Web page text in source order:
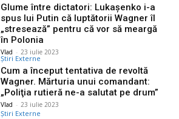
Glume între dictatori: Lukaşenko i-a
spus lui Putin că luptătorii Wagner îl
„stresează” pentru că vor să meargă
în Polonia
Vlad - 23 iulie 2023
Știri Externe
Cum a început tentativa de revoltă
Wagner. Mărturia unui comandant:
„Poliţia rutieră ne-a salutat pe drum”
Vlad - 23 iulie 2023
Știri Externe